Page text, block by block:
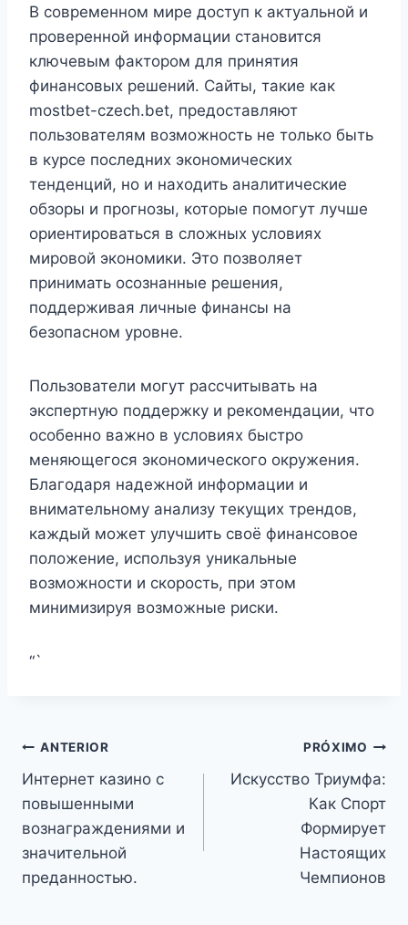
В современном мире доступ к актуальной и
проверенной информации становится
ключевым фактором для принятия
финансовых решений. Сайты, такие как
mostbet-czech.bet, предоставляют
пользователям возможность не только быть
в курсе последних экономических
тенденций, но и находить аналитические
обзоры и прогнозы, которые помогут лучше
ориентироваться в сложных условиях
мировой экономики. Это позволяет
принимать осознанные решения,
поддерживая личные финансы на
безопасном уровне.
Пользователи могут рассчитывать на
экспертную поддержку и рекомендации, что
особенно важно в условиях быстро
меняющегося экономического окружения.
Благодаря надежной информации и
внимательному анализу текущих трендов,
каждый может улучшить своё финансовое
положение, используя уникальные
возможности и скорость, при этом
минимизируя возможные риски.
“`
Navegação
de
Post
ANTERIOR
Интернет казино с
повышенными
вознаграждениями и
значительной
преданностью.
PRÓXIMO
Искусство Триумфа:
Как Спорт
Формирует
Настоящих
Чемпионов